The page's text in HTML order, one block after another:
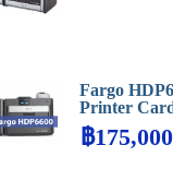
Fargo
Printer
฿175,000